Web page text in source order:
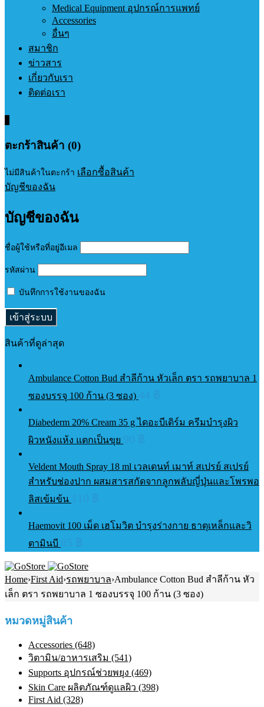
Medical Equipment อุปกรณ์การแพทย์
Accessories
อื่นๆ
สมาชิก
ข่าวสาร
เกี่ยวกับเรา
ติดต่อเรา
ตะกร้าสินค้า (0)
ไม่มีสินค้าในตะกร้า เลือกซื้อสินค้า
บัญชีของฉัน
บัญชีของฉัน
ชื่อผู้ใช้หรือที่อยู่อีเมล
รหัสผ่าน
บันทึกการใช้งานของฉัน
สินค้าที่ดูล่าสุด
Ambulance Cotton Bud สำลีก้าน หัวเล็ก ตรา รถพยาบาล 1
ซองบรรจุ 100 ก้าน (3 ซอง)
Diabederm 20% Cream 35 g ไดอะบีเดิร์ม ครีมบำรุงผิว
ผิวหนังแห้ง แตกเป็นขุย
Veldent Mouth Spray 18 ml เวลเดนท์ เมาท์ สเปรย์ สเปรย์
สำหรับช่องปาก ผสมสารสกัดจากลูกพลับญี่ปุ่นและโพรพอ
ลิสเข้มข้น
Haemovit 100 เม็ด เฮโมวิต บำรุงร่างกาย ธาตุเหล็กและวิ
ตามินบี
Home›First Aid›รถพยาบาล›Ambulance Cotton Bud สำลีก้าน หัว
เล็ก ตรา รถพยาบาล 1 ซองบรรจุ 100 ก้าน (3 ซอง)
หมวดหมู่สินค้า
Accessories (648)
วิตามิน/อาหารเสริม (541)
Supports อุปกรณ์ช่วยพยุง (469)
Skin Care ผลิตภัณฑ์ดูแลผิว (398)
First Aid (328)